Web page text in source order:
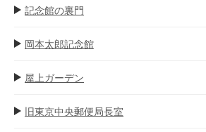
記念館の裏門
岡本太郎記念館
屋上ガーデン
旧東京中央郵便局長室